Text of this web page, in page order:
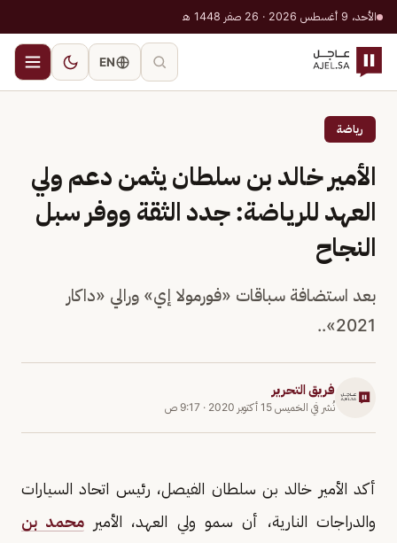
الأحد، 9 أغسطس 2026 · 26 صفر 1448 هـ
EN
رياضة
الأمير خالد بن سلطان يثمن دعم ولي
العهد للرياضة: جدد الثقة ووفر سبل
النجاح
بعد استضافة سباقات «فورمولا إي» ورالي «داكار
2021»..
فريق التحرير
نُشر في الخميس 15 أكتوبر 2020 · 9:17 ص
أكد الأمير خالد بن سلطان الفيصل، رئيس اتحاد السيارات
والدراجات النارية، أن سمو ولي العهد، الأمير محمد بن